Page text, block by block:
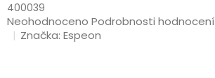
400039
Průměrné
hodnocení
Neohodnoceno Podrobnosti hodnocení
Značka:Espeon